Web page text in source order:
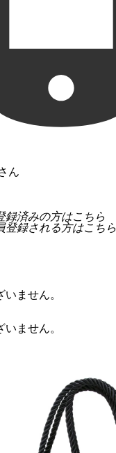
ん
録済みの方はこちら
登録される方はこちら
ません。
ません。